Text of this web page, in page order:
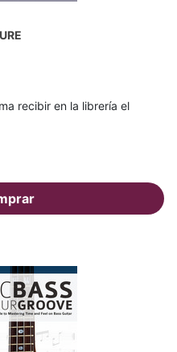
recibir en la librería el